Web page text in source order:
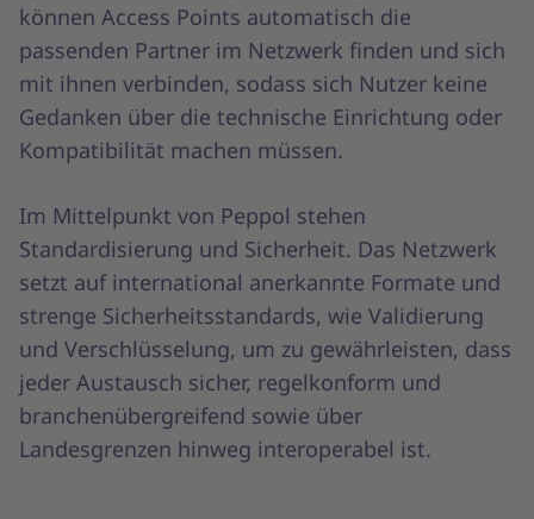
können Access Points automatisch die
passenden Partner im Netzwerk finden und sich
mit ihnen verbinden, sodass sich Nutzer keine
Gedanken über die technische Einrichtung oder
Kompatibilität machen müssen.
Im Mittelpunkt von Peppol stehen
Standardisierung und Sicherheit. Das Netzwerk
setzt auf international anerkannte Formate und
strenge Sicherheitsstandards, wie Validierung
und Verschlüsselung, um zu gewährleisten, dass
jeder Austausch sicher, regelkonform und
branchenübergreifend sowie über
Landesgrenzen hinweg interoperabel ist.